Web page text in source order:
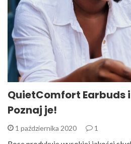
QuietComfort Earbuds
Poznaj je!
1 października 2020 1